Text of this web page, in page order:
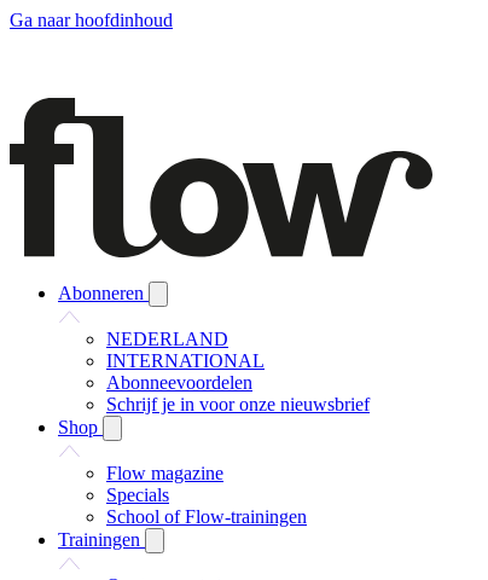
Ga naar hoofdinhoud
Abonneren
NEDERLAND
INTERNATIONAL
Abonneevoordelen
Schrijf je in voor onze nieuwsbrief
Shop
Flow magazine
Specials
School of Flow-trainingen
Trainingen